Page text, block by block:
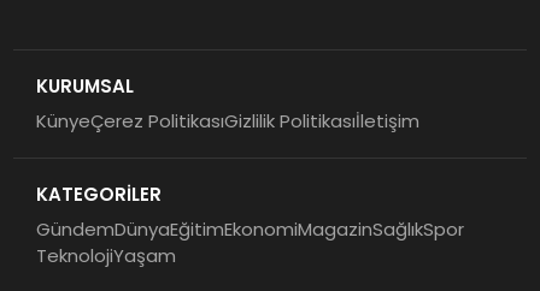
KURUMSAL
KünyeÇerez PolitikasıGizlilik Politikasıİletişim
KATEGORİLER
GündemDünyaEğitimEkonomiMagazinSağlıkSpor
TeknolojiYaşam